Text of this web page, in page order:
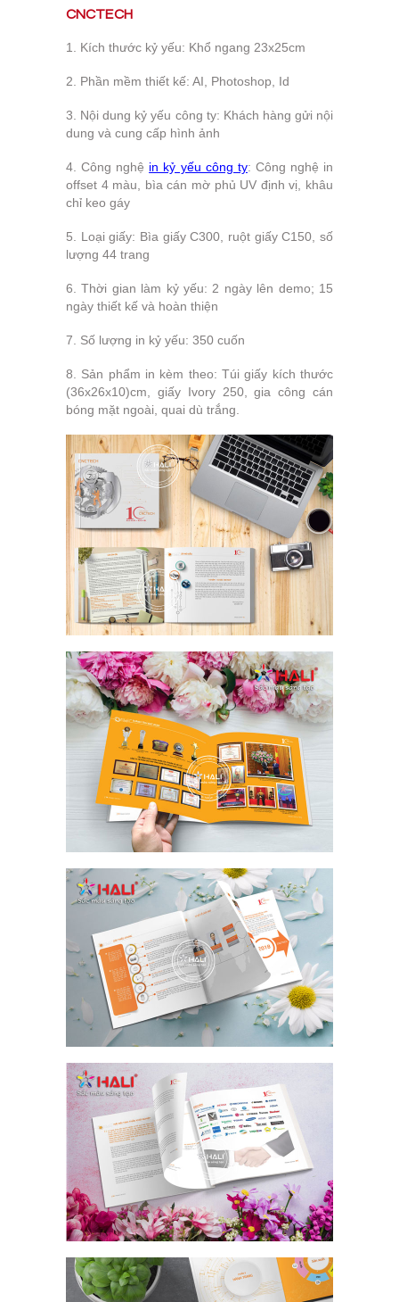
CNCTECH
1. Kích thước kỷ yếu: Khổ ngang 23x25cm
2. Phần mềm thiết kế: AI, Photoshop, Id
3. Nội dung kỷ yếu công ty: Khách hàng gửi nội
dung và cung cấp hình ảnh
4. Công nghệ in kỷ yếu công ty: Công nghệ in
offset 4 màu, bìa cán mờ phủ UV định vị, khâu
chỉ keo gáy
5. Loại giấy: Bìa giấy C300, ruột giấy C150, số
lượng 44 trang
6. Thời gian làm kỷ yếu: 2 ngày lên demo; 15
ngày thiết kế và hoàn thiện
7. Số lượng in kỷ yếu: 350 cuốn
8. Sản phẩm in kèm theo: Túi giấy kích thước
(36x26x10)cm, giấy Ivory 250, gia công cán
bóng mặt ngoài, quai dù trắng.